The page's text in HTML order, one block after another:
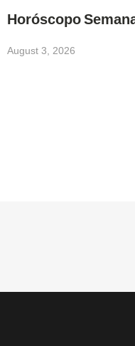
Horóscopo
August 3, 2026